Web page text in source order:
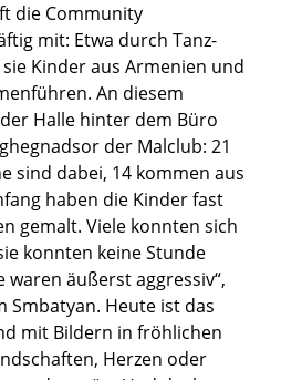
die Community
mit: Etwa durch Tanz-
Kinder aus Armenien und
An diesem
Halle hinter dem Büro
der Malclub: 21
sind dabei, 14 kommen aus
haben die Kinder fast
gemalt. Viele konnten sich
konnten keine Stunde
äußerst aggressiv“,
Smbatyan. Heute ist das
mit Bildern in fröhlichen
Herzen oder